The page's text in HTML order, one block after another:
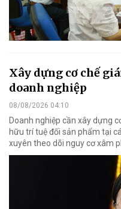
Xây dựng cơ chế
doanh nghiệp
08/08/2026 04:10
Doanh nghiệp cần xây dựng
hữu trí tuệ đối sản phẩm tại
xuyên theo dõi nguy cơ xâm